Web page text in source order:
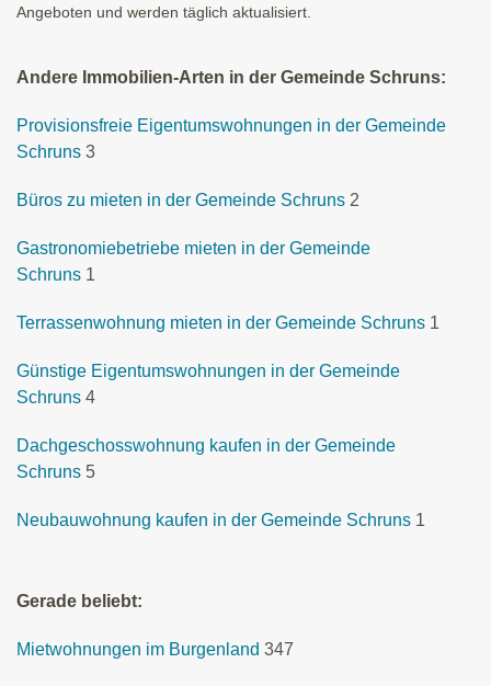
Angeboten und werden täglich aktualisiert.
Andere Immobilien-Arten in der Gemeinde Schruns:
Provisionsfreie Eigentumswohnungen in der Gemeinde
Schruns 3
Büros zu mieten in der Gemeinde Schruns 2
Gastronomiebetriebe mieten in der Gemeinde
Schruns 1
Terrassenwohnung mieten in der Gemeinde Schruns 1
Günstige Eigentumswohnungen in der Gemeinde
Schruns 4
Dachgeschosswohnung kaufen in der Gemeinde
Schruns 5
Neubauwohnung kaufen in der Gemeinde Schruns 1
Gerade beliebt:
Mietwohnungen im Burgenland 347